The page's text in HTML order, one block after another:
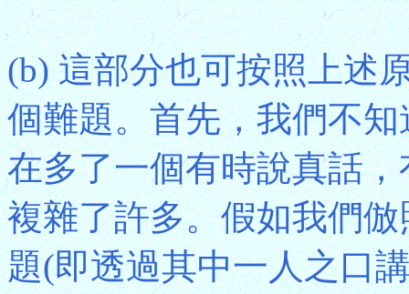
(b) 這部分也可按照上述
個難題。首先，我們不
在多了一個有時說真話
複雜了許多。假如我們
題(即透過其中一人之口